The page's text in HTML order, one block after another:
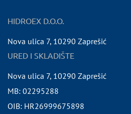
HIDROEX D.O.O.
Nova ulica 7, 10290 Zaprešić
URED I SKLADIŠTE
Nova ulica 7, 10290 Zaprešić
MB: 02295288
OIB: HR26999675898